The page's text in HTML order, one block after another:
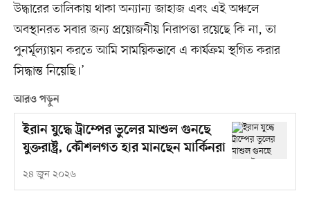
উদ্ধারের তালিকায় থাকা অন্যান্য জাহাজ এবং এই অঞ্চলে
অবস্থানরত সবার জন্য প্রয়োজনীয় নিরাপত্তা রয়েছে কি না, তা
পুনর্মূল্যায়ন করতে আমি সাময়িকভাবে এ কার্যক্রম স্থগিত করার
সিদ্ধান্ত নিয়েছি।’
আরও পড়ুন
ইরান যুদ্ধে ট্রাম্পের ভুলের মাশুল গুনছে
যুক্তরাষ্ট্র, কৌশলগত হার মানছেন মার্কিনরা
২৪ জুন ২০২৬